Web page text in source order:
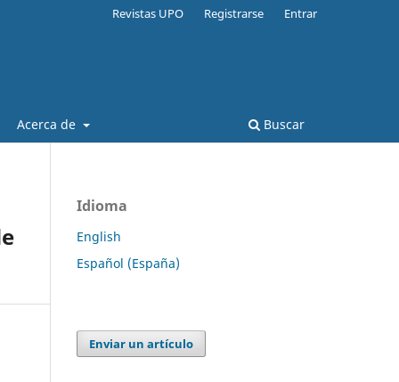
Acerca de Buscar
Revistas UPO Registrarse Entrar
Idioma
English
Español (España)
Enviar un artículo